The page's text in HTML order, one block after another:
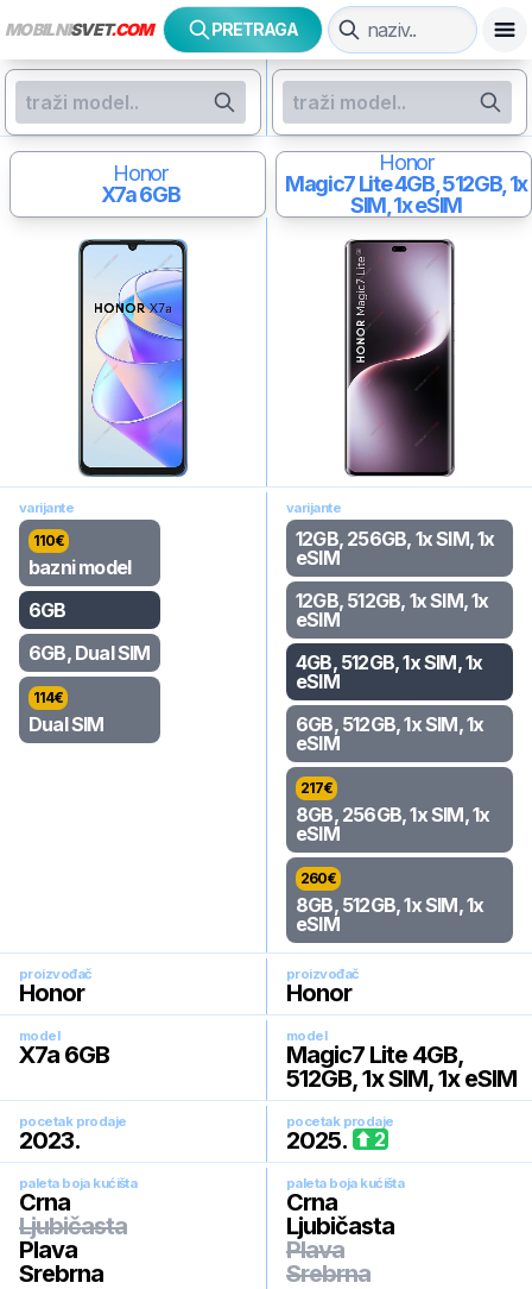
MOBILNISVET.COM PRETRAGA
Honor
X7a6GB
Honor
Magic7 Lite4GB, 512GB, 1x
SIM, 1x eSIM
varijante
110€
bazni model
6GB
6GB, Dual SIM
114€
Dual SIM
varijante
12GB, 256GB, 1x SIM, 1x
eSIM
12GB, 512GB, 1x SIM, 1x
eSIM
4GB, 512GB, 1x SIM, 1x
eSIM
6GB, 512GB, 1x SIM, 1x
eSIM
217€
8GB, 256GB, 1x SIM, 1x
eSIM
260€
8GB, 512GB, 1x SIM, 1x
eSIM
proizvođač
Honor
proizvođač
Honor
model
X7a 6GB
model
Magic7 Lite 4GB,
512GB, 1x SIM, 1x eSIM
pocetak prodaje
2023.
pocetak prodaje
2025. 2
paleta boja kućišta
Crna
Ljubičasta
Plava
Srebrna
paleta boja kućišta
Crna
Ljubičasta
Plava
Srebrna